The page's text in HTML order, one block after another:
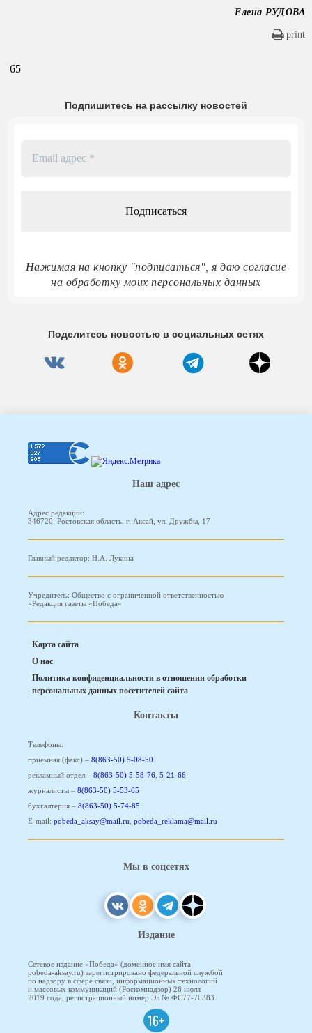
Елена РУДОВА
print
65
Подпишитесь на рассылку новостей
Нажимая на кнопку "подписаться", я даю согласие
на обработку моих персональных данных
Поделитесь новостью в социальных сетях
Наш адрес
Адрес редакции:
346720, Ростовская область, г. Аксай, ул. Дружбы, 17
Главный редактор: Н.А. Лукина
Учредитель: Общество с ограниченной ответственностью
«Редакция газеты «Победа»
Карта сайта
О нас
Политика конфиденциальности в отношении обработки
персональных данных посетителей сайта
Контакты
Телефоны:
приемная (факс) – 8(863-50) 5-08-50
рекламный отдел – 8(863-50) 5-58-76, 5-21-66
журналисты – 8(863-50) 5-53-65
бухгалтерия – 8(863-50) 5-74-85
E-mail: pobeda_aksay@mail.ru, pobeda_reklama@mail.ru
Мы в соцсетях
Издание
Сетевое издание «Победа» (доменное имя сайта
pobeda-aksay.ru) зарегистрировано федеральной службой
по надзору в сфере связи, информационных технологий
и массовых коммуникаций (Роскомнадзор) 26 июля
2019 года, регистрационный номер Эл № ФС77-76383
16+